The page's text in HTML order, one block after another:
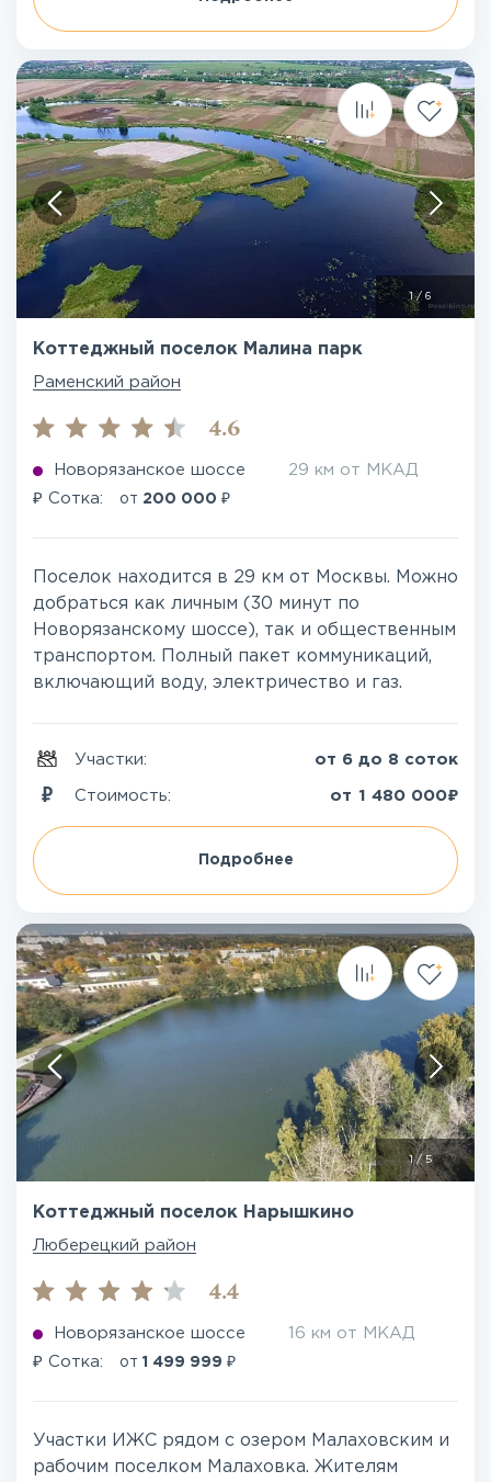
1/ 6
Коттеджный поселок Малина парк
Раменский район
4.6
Новорязанское шоссе 29 км от МКАД
₽ Сотка: от 200 000 ₽
Поселок находится в 29 км от Москвы. Можно
добраться как личным (30 минут по
Новорязанскому шоссе), так и общественным
транспортом. Полный пакет коммуникаций,
включающий воду, электричество и газ.
Участки: от 6 до 8 соток
Стоимость: от 1 480 000₽
Подробнее
1/5
Коттеджный поселок Нарышкино
Люберецкий район
4.4
Новорязанское шоссе 16 км от МКАД
₽ Сотка: от 1 499 999 ₽
Участки ИЖС рядом с озером Малаховским и
рабочим поселком Малаховка. Жителям